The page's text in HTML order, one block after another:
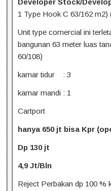
Developer Stock/
1 Type Hook C 63/162 m2)
Unit type comercial ini
bangunan 63 meter luas
60/108)
kamar tidur : 3
kamar mandi : 1
Cartport
hanya 650 jt bisa Kpr
Dp 130 jt
4,9 Jt/Bln
Reject Perbakan dp 100 %